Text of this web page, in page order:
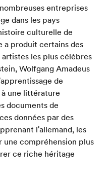
entreprises
dans les pays
culturelle de
a produit certains des
les plus célèbres
Wolfgang Amadeus
de
une littérature
documents de
données par des
l'allemand, les
compréhension plus
ce riche héritage